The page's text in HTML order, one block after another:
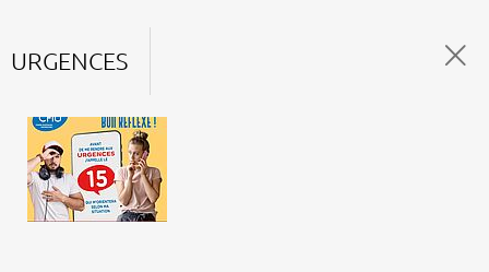
URGENCES